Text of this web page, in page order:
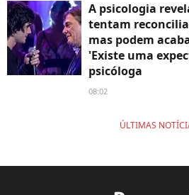
A psicologia
tentam
mas podem
'Existe uma
psicóloga
08:02
ÚLTIMAS